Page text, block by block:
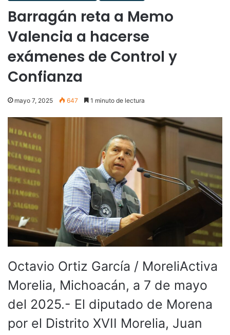
Barragán reta a Memo
Valencia a hacerse
exámenes de Control y
Confianza
mayo 7, 2025 647 1 minuto de lectura
Octavio Ortiz García / MoreliActiva
Morelia, Michoacán, a 7 de mayo
del 2025.- El diputado de Morena
por el Distrito XVII Morelia, Juan